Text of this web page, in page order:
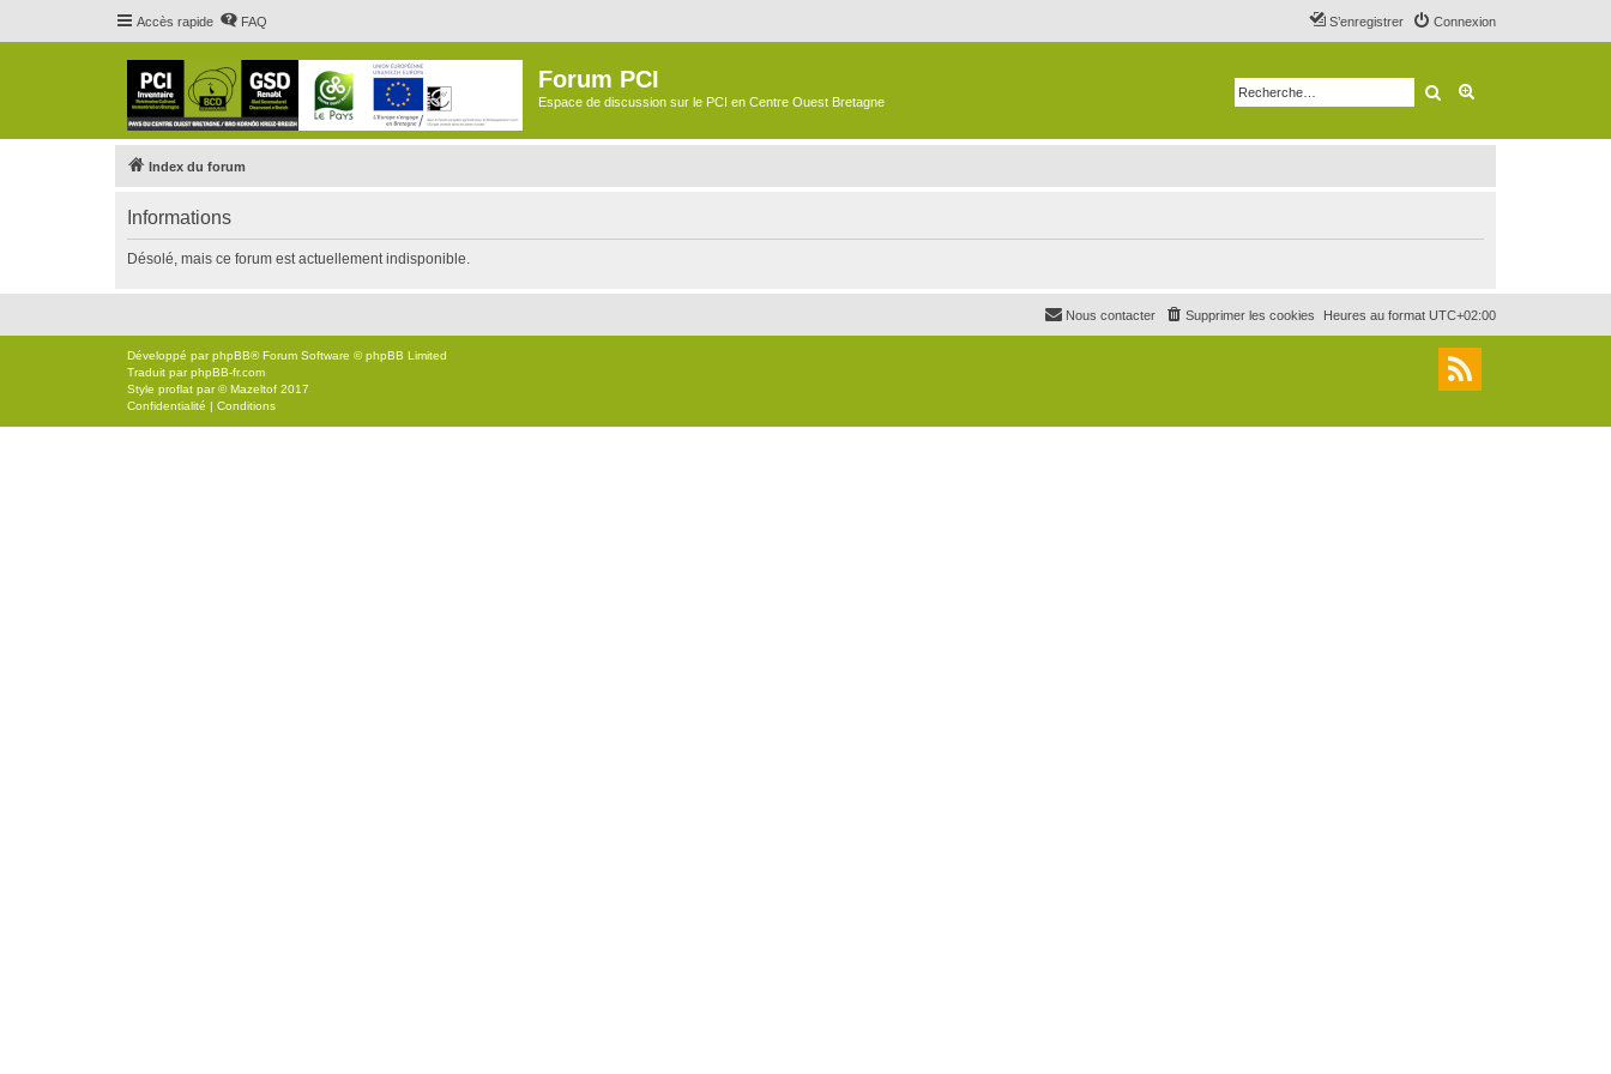
Accès rapide FAQ Connexion
S’enregistrer
Forum PCI
Espace de discussion sur le PCI en Centre Ouest Bretagne Rechercher
Index du forum
Informations
Désolé, mais ce forum est actuellement indisponible.
Heures au format UTC+02:00
Supprimer les cookies
Nous contacter
Développé parphpBB® Forum Software © phpBB Limited
Traduit parphpBB-fr.com
Style proflat par ©Mazeltof 2017
Confidentialité | Conditions